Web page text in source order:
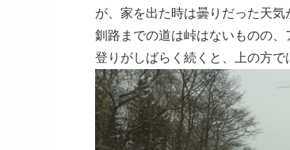
が、家を出た時は曇りだった天気
釧路までの道は峠はないものの、
登りがしばらく続くと、上の方で